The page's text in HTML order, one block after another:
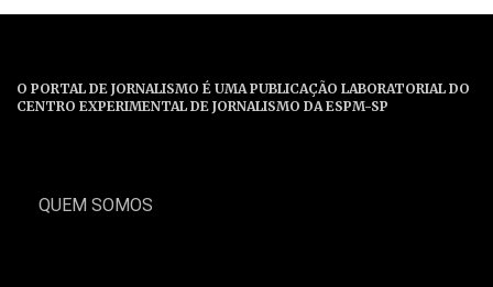
O PORTAL DE JORNALISMO É UMA PUBLICAÇÃO LABORATORIAL DO
CENTRO EXPERIMENTAL DE JORNALISMO DA ESPM-SP
QUEM SOMOS